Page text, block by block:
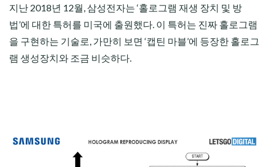
지난 2018년 12월, 삼성전자는 ‘홀로그램 재생 장치 및 방
법’에 대한 특허를 미국에 출원했다. 이 특허는 진짜 홀로그램
을 구현하는 기술로, 가만히 보면 ‘캡틴 마블’에 등장한 홀로그
램 생성장치와 조금 비슷하다.